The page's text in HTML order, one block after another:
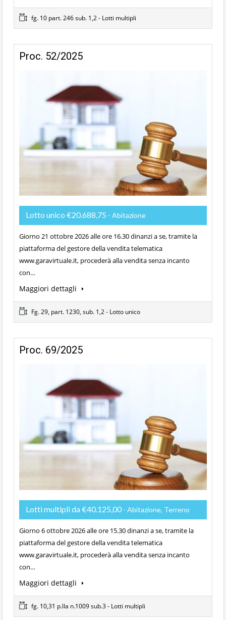
fg. 10 part. 246 sub. 1,2 - Lotti multipli
Proc. 52/2025
Lotto unico €20.688,75 - Abitazione
Giorno 21 ottobre 2026 alle ore 16.30 dinanzi a se, tramite la
piattaforma del gestore della vendita telematica
www.garavirtuale.it, procederà alla vendita senza incanto
con…
Maggiori dettagli
Fg. 29, part. 1230, sub. 1,2 - Lotto unico
Proc. 69/2025
Lotti multipli da €40.125,00 - Abitazione, Terreno
Giorno 6 ottobre 2026 alle ore 15.30 dinanzi a se, tramite la
piattaforma del gestore della vendita telematica
www.garavirtuale.it, procederà alla vendita senza incanto
con…
Maggiori dettagli
fg. 10,31 p.lla n.1009 sub.3 - Lotti multipli